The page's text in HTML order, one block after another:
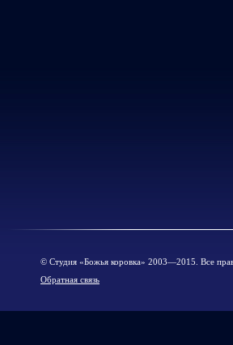
© Cтудия «Божья коровка» 2003—2015. Все
Обратная связь